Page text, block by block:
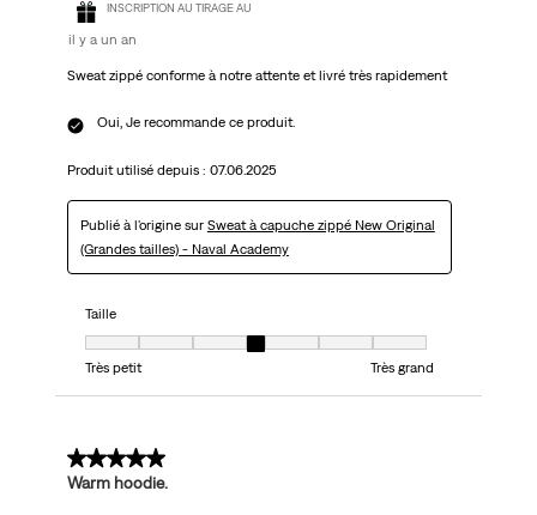
INSCRIPTION AU TIRAGE AU
il y a un an
Sweat zippé conforme à notre attente et livré très rapidement
Oui, Je recommande ce produit.
Produit utilisé depuis : 07.06.2025
Publié à l'origine sur Sweat à capuche zippé New Original
(Grandes tailles) - Naval Academy
Taille
Taille, 4 sur 7, où 1 est égal à Très petit et 7 est égal à Très grand
Très petit
Très grand
5 sur 5 étoiles.
Warm hoodie.